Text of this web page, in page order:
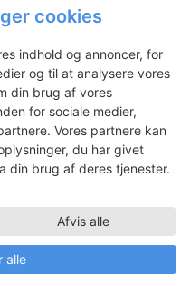
i grafisk
kunstnerbog
hos Forlaget
cookies
indhold og annoncer, for
og til at analysere vores
din brug af vores
for sociale medier,
Vores partnere kan
du har givet
din brug af deres tjenester.
Afvis alle
alle